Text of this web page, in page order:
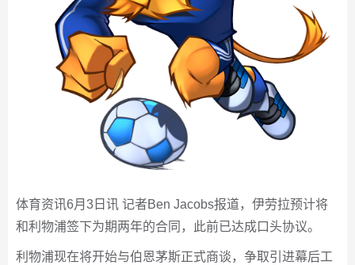
体育资讯6月3日讯 记者Ben Jacobs报道，伊劳拉预计将
和利物浦签下为期两年的合同，此前已达成口头协议。
利物浦现在将开始与伯恩茅斯正式商谈，争取引进幕后工